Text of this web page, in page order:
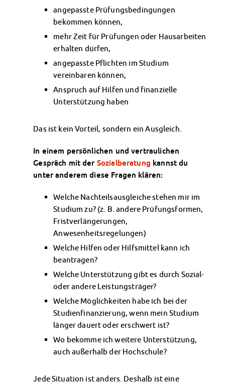
AnsprechpartnerInnen
Soziales & Beratung
Sozialberatung
Finanzierungsberatung
Rückerstattung Semesterbeitrag
PsychoSoziale Beratung
Kursangebote
Anmeldung Sonderveranstaltungen
Chatberatung
Dokumente
AnsprechpartnerInnen
Kultur & Internationales
Wohnen für Internationals
IKUS und InterKultiTreff
Kulturförderung
KreativWorkshops
Magdeburger Studierendentage
AnsprechpartnerInnen
Kinderbetreuung
Kita CampusKids
Voranmeldung KiTa-Platz
Randzeitenbetreuung
Anmeldung
Nutzungsbedingungen
AnsprechpartnerInnen
Infopoints & Beratungscenter
angepasste Prüfungsbedingungen
bekommen können,
mehr Zeit für Prüfungen oder Hausarbeiten
erhalten dürfen,
angepasste Pflichten im Studium
vereinbaren können,
Anspruch auf Hilfen und finanzielle
Unterstützung haben
Das ist kein Vorteil, sondern ein Ausgleich.
In einem persönlichen und vertraulichen
Gespräch mit der Sozialberatung kannst du
unter anderem diese Fragen klären:
Welche Nachteilsausgleiche stehen mir im
Studium zu? (z. B. andere Prüfungsformen,
Fristverlängerungen,
Anwesenheitsregelungen)
Welche Hilfen oder Hilfsmittel kann ich
beantragen?
Welche Unterstützung gibt es durch Sozial-
oder andere Leistungsträger?
Welche Möglichkeiten habe ich bei der
Studienfinanzierung, wenn mein Studium
länger dauert oder erschwert ist?
Wo bekomme ich weitere Unterstützung,
auch außerhalb der Hochschule?
Jede Situation ist anders. Deshalb ist eine